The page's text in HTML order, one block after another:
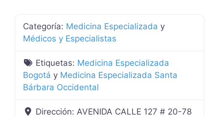
Categoría: Medicina Especializada y
Médicos y Especialistas
Etiquetas: Medicina Especializada
Bogotá y Medicina Especializada Santa
Bárbara Occidental
Dirección: AVENIDA CALLE 127 # 20-78